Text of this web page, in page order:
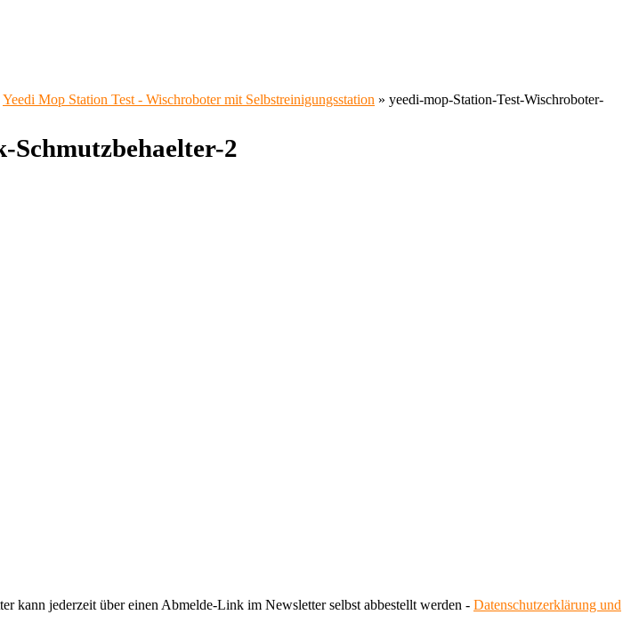
Yeedi Mop Station Test - Wischroboter mit Selbstreinigungsstation » yeedi-mop-Station-Test-Wischroboter-
Schmutzbehaelter-2
kann jederzeit über einen Abmelde-Link im Newsletter selbst abbestellt werden - Datenschutzerklärung und